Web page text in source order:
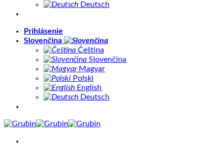
Deutsch
Prihlásenie
Slovenčina
Čeština
Slovenčina
Magyar
Polski
English
Deutsch